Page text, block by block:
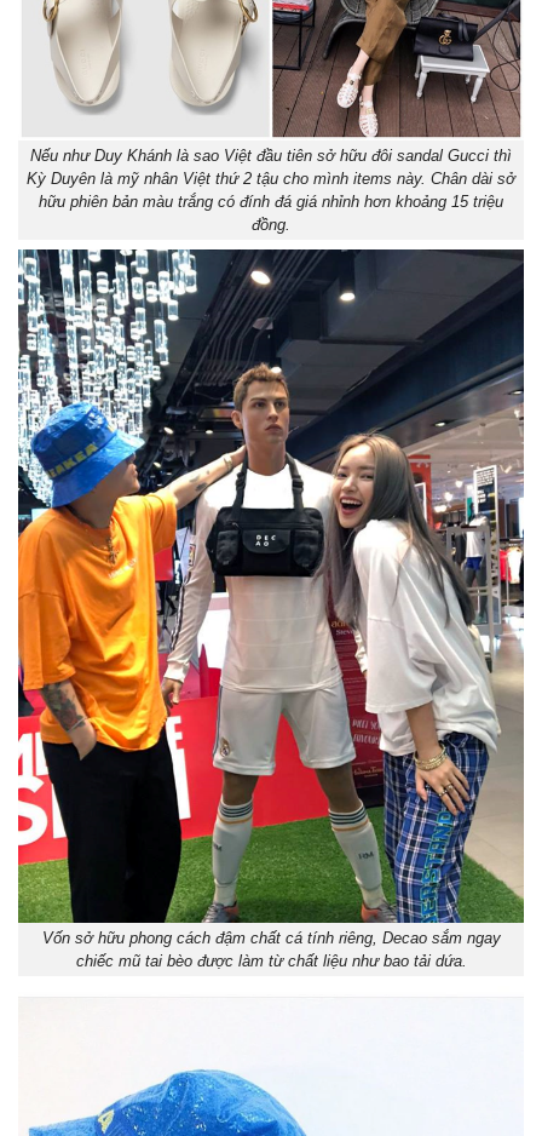
Nếu như Duy Khánh là sao Việt đầu tiên sở hữu đôi sandal Gucci thì
Kỳ Duyên là mỹ nhân Việt thứ 2 tậu cho mình items này. Chân dài sở
hữu phiên bản màu trắng có đính đá giá nhỉnh hơn khoảng 15 triệu
đồng.
Vốn sở hữu phong cách đậm chất cá tính riêng, Decao sắm ngay
chiếc mũ tai bèo được làm từ chất liệu như bao tải dứa.